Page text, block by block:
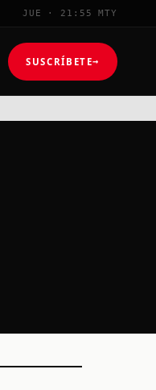
Capital✱Coachella 2026
JUE · 21:55 MTY
SUSCRÍBETE→